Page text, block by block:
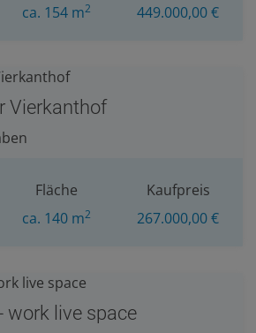
ca. 154 m2
449.000,00 €
Vierkanthof
Fläche
ca. 140 m2
Kaufpreis
267.000,00 €
work live space